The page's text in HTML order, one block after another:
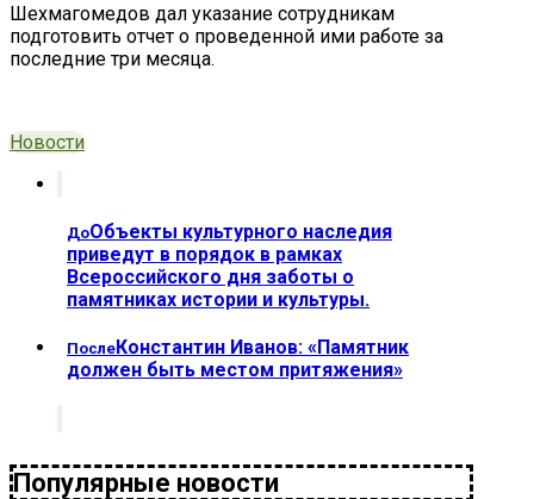
Шехмагомедов дал указание сотрудникам
подготовить отчет о проведенной ими работе за
последние три месяца.
Новости
ДоОбъекты культурного наследия
приведут в порядок в рамках
Всероссийского дня заботы о
памятниках истории и культуры.
После Константин Иванов: «Памятник
должен быть местом притяжения»
Популярные новости